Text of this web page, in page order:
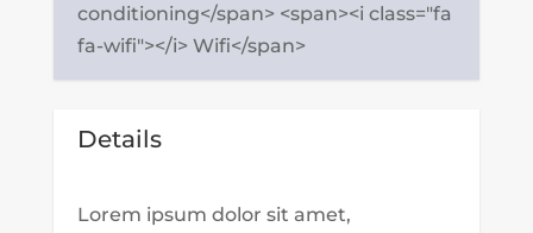
conditioning</span> <span><i class="fa
fa-wifi"></i> Wifi</span>
Details
Lorem ipsum dolor sit amet,